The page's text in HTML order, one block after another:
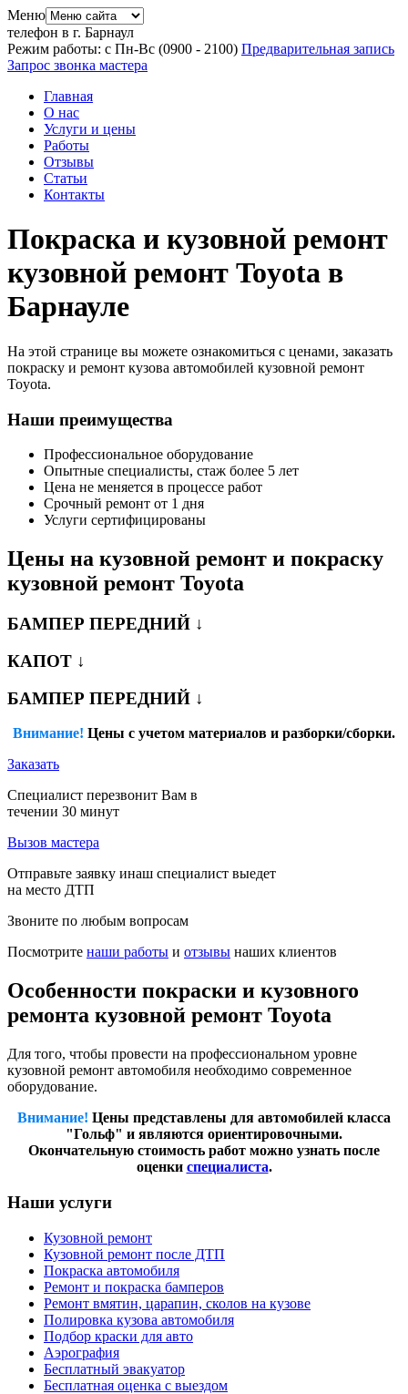
Меню
телефон в г. Барнаул
Режим работы: с Пн-Вс (0900 - 2100) Предварительная запись
Запрос звонка мастера
Главная
О нас
Услуги и цены
Работы
Отзывы
Статьи
Контакты
Покраска и кузовной ремонт
кузовной ремонт Toyota в
Барнауле
На этой странице вы можете ознакомиться с ценами, заказать
покраску и ремонт кузова автомобилей кузовной ремонт
Toyota.
Наши преимущества
Профессиональное оборудование
Опытные специалисты, стаж более 5 лет
Цена не меняется в процессе работ
Срочный ремонт от 1 дня
Услуги сертифицированы
Цены на кузовной ремонт и покраску
кузовной ремонт Toyota
БАМПЕР ПЕРЕДНИЙ ↓
КАПОТ ↓
БАМПЕР ПЕРЕДНИЙ ↓
Внимание! Цены с учетом материалов и разборки/сборки.
Заказать
Специалист перезвонит Вам в
течении 30 минут
Вызов мастера
Отправьте заявку инаш специалист выедет
на место ДТП
Звоните по любым вопросам
Посмотрите наши работы и отзывы наших клиентов
Особенности покраски и кузовного
ремонта кузовной ремонт Toyota
Для того, чтобы провести на профессиональном уровне
кузовной ремонт автомобиля необходимо современное
оборудование.
Внимание! Цены представлены для автомобилей класса
"Гольф" и являются ориентировочными.
Окончательную стоимость работ можно узнать после
оценки специалиста.
Наши услуги
Кузовной ремонт
Кузовной ремонт после ДТП
Покраска автомобиля
Ремонт и покраска бамперов
Ремонт вмятин, царапин, сколов на кузове
Полировка кузова автомобиля
Подбор краски для авто
Аэрография
Бесплатный эвакуатор
Бесплатная оценка с выездом